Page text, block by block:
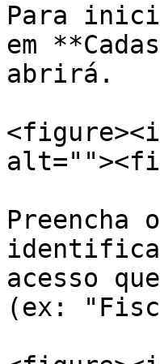
Para
em
abrirá.
Preencha
acesso
(ex: